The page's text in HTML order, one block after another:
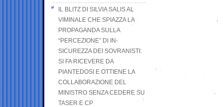
IL BLITZ DI SILVIA SALIS AL
VIMINALE CHE SPIAZZA LA
PROPAGANDA SULLA
“PERCEZIONE” DI IN-
SICUREZZA DEI SOVRANISTI:
SI FA RICEVERE DA
PIANTEDOSI E OTTIENE LA
COLLABORAZIONE DEL
MINISTRO SENZA CEDERE SU
TASER E CP